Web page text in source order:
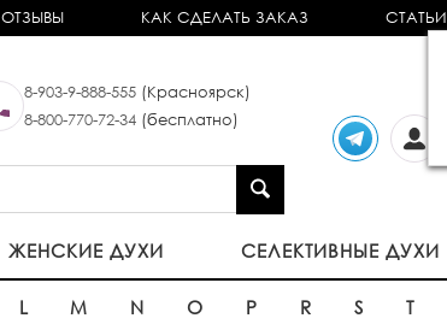
ОТЗЫВЫ КАК СДЕЛАТЬ ЗАКАЗ СТАТЬИ
8-903-9-888-555 (Красноярск)
8-800-770-72-34 (бесплатно)
ЖЕНСКИЕ ДУХИ СЕЛЕКТИВНЫЕ ДУХИ
L M N O P R S T